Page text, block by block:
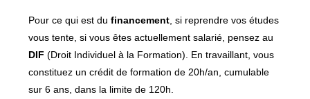
Pour ce qui est dufinancement , si reprendre vos études
vous tente, si vous êtes actuellement salarié, pensez au
DIF (Droit Individuel à la Formation). En travaillant, vous
constituez un crédit de formation de 20h/an, cumulable
sur 6 ans, dans la limite de 120h.